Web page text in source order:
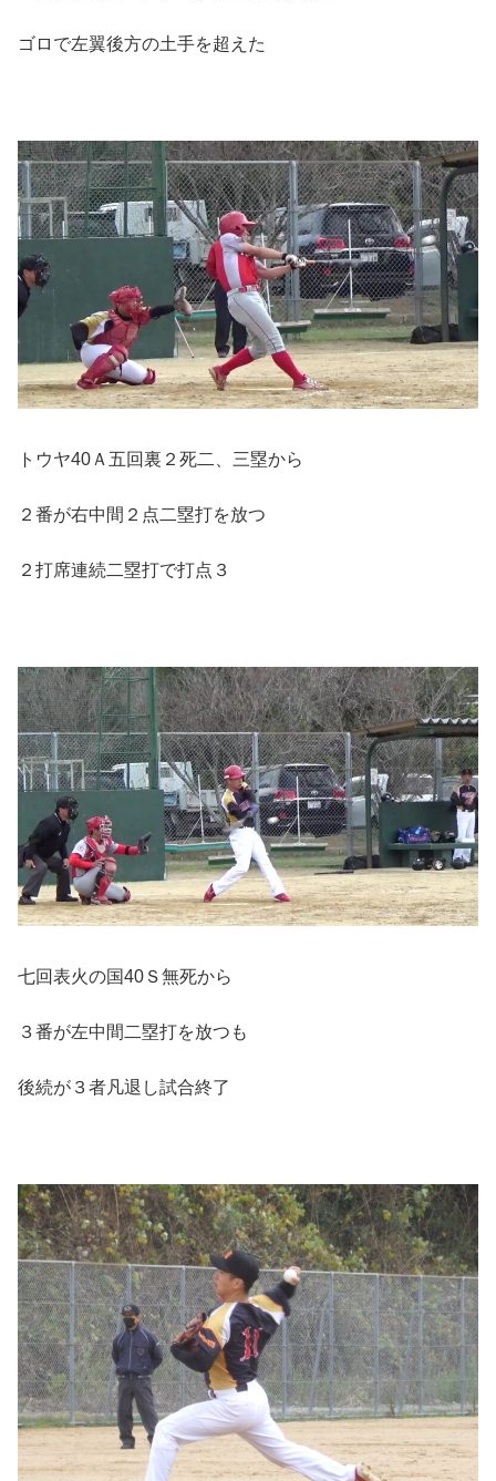
ゴロで左翼後方の土手を超えた
トウヤ40Ａ五回裏２死二、三塁から
２番が右中間２点二塁打を放つ
２打席連続二塁打で打点３
七回表火の国40Ｓ無死から
３番が左中間二塁打を放つも
後続が３者凡退し試合終了